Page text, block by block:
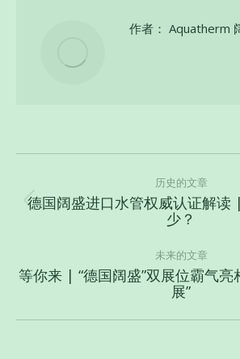
作者： Aquatherm
文
章
导
历史的文章
历
史
的
文
章：
德国阔盛进口水管权威认证解读
少？
未来的文章
未
来
的
等你来 | “德国阔盛”双展位霸气亮
展”